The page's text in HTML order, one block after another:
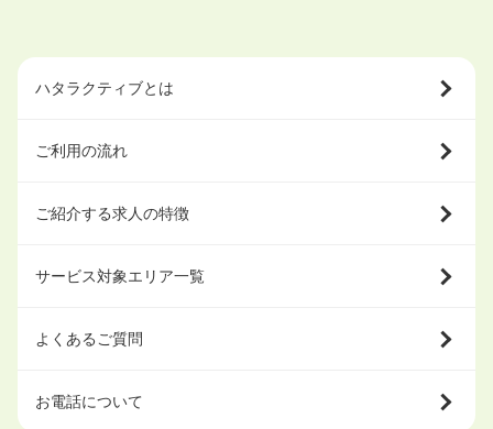
ハタラクティブとは
ご利用の流れ
ご紹介する求人の特徴
サービス対象エリア一覧
よくあるご質問
お電話について